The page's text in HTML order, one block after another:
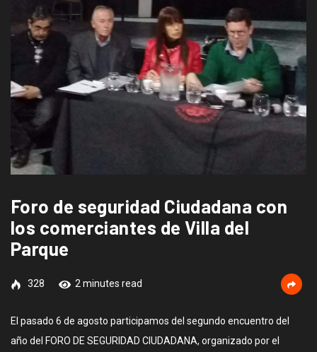
Foro de seguridad Ciudadana con
los comerciantes de Villa del
Parque
328 2 minutes read
El pasado 6 de agosto participamos del segundo encuentro del
año del FORO DE SEGURIDAD CIUDADANA, organizado por el